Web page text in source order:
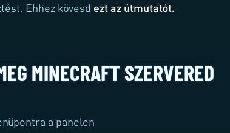
Ehhez kövesd ezt az útmutatót.
MINECRAFT SZERVERED
a panelen